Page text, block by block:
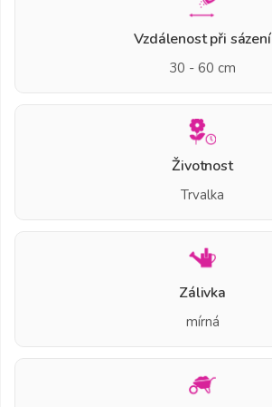
Vzdálenost při sázení
30 - 60 cm
Životnost
Trvalka
Zálivka
mírná